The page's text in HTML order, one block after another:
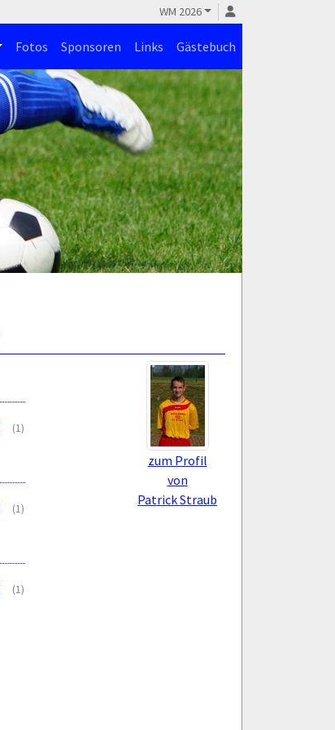
WM 2026
Fotos Sponsoren Links Gästebuch
zum Profil
von
Patrick Straub
(1)
(1)
(1)